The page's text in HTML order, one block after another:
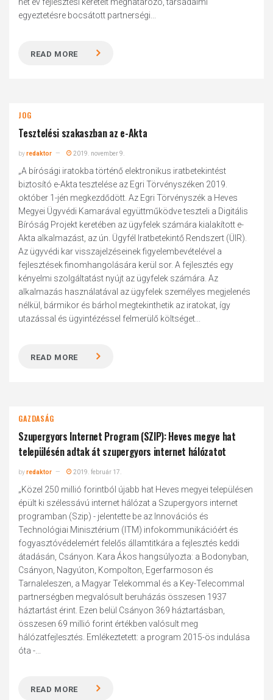
egyeztetésre bocsátott partnerségi...
READ MORE
JOG
Tesztelési szakaszban az e-Akta
byredaktor 2019. november 9.
„A bírósági iratokba történő elektronikus iratbetekintést
biztosító e-Akta tesztelése az Egri Törvényszéken 2019.
október 1-jén megkezdődött. Az Egri Törvényszék a Heves
Megyei Ügyvédi Kamarával együttműködve teszteli a Digitális
Bíróság Projekt keretében az ügyfelek számára kialakított e-
Akta alkalmazást, az ún. Ügyfél Iratbetekintő Rendszert (ÜIR).
Az ügyvédi kar visszajelzéseinek figyelembevételével a
fejlesztések finomhangolására kerül sor. A fejlesztés egy
kényelmi szolgáltatást nyújt az ügyfelek számára. Az
alkalmazás használatával az ügyfelek személyes megjelenés
nélkül, bármikor és bárhol megtekinthetik az iratokat, így
utazással és ügyintézéssel felmerülő költséget...
READ MORE
GAZDASÁG
Szupergyors Internet Program (SZIP): Heves megye hat
településén adtak át szupergyors internet hálózatot
byredaktor 2019. február 17.
„Közel 250 millió forintból újabb hat Heves megyei településen
épült ki szélessávú internet hálózat a Szupergyors internet
programban (Szip) - jelentette be az Innovációs és
Technológiai Minisztérium (ITM) infokommunikációért és
fogyasztóvédelemért felelős államtitkára a fejlesztés keddi
átadásán, Csányon. Kara Ákos hangsúlyozta: a Bodonyban,
Csányon, Nagyúton, Kompolton, Egerfarmoson és
Tarnaleleszen, a Magyar Telekommal és a Key-Telecommal
partnerségben megvalósult beruházás összesen 1937
háztartást érint. Ezen belül Csányon 369 háztartásban,
összesen 69 millió forint értékben valósult meg
hálózatfejlesztés. Emlékeztetett: a program 2015-ös indulása
óta -...
READ MORE